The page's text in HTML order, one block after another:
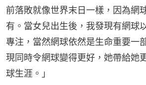
前落敗就像世界末日一樣，因為網
有。當女兒出生後，我發現有網球
專注，當然網球依然是生命重要一
現同時令網球變得更好，她帶給她
球生涯。」